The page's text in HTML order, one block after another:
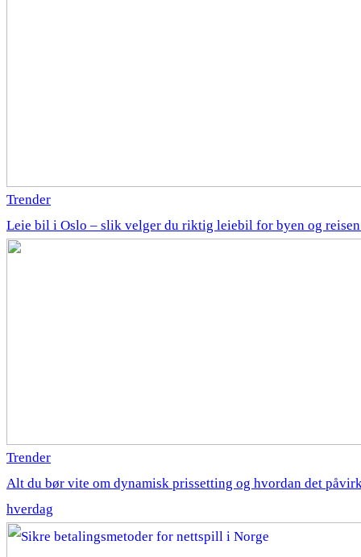
Trender
Leie bil i Oslo – slik velger du riktig leiebil for byen og
Trender
Alt du bør vite om dynamisk prissetting og hvordan det
hverdag